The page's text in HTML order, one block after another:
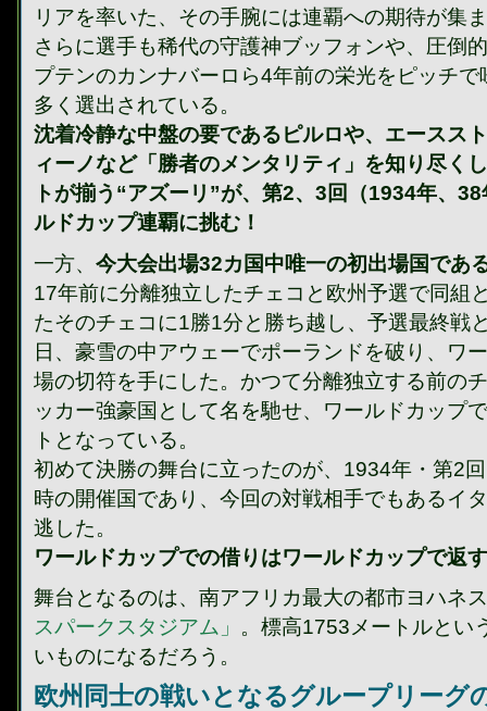
リアを率いた、その手腕には連覇への期待が集
さらに選手も稀代の守護神ブッフォンや、圧倒
プテンのカンナバーロら4年前の栄光をピッチ
多く選出されている。
沈着冷静な中盤の要であるピルロや、エースス
ィーノなど「勝者のメンタリティ」を知り尽く
トが揃う“アズーリ”が、第2、3回（1934年、
ルドカップ連覇に挑む！
一方、 今大会出場32カ国中唯一の初出場国であ
17年前に分離独立したチェコと欧州予選で同組
たそのチェコに1勝1分と勝ち越し、予選最終戦
日、豪雪の中アウェーでポーランドを破り、ワ
場の切符を手にした。かつて分離独立する前の
ッカー強豪国として名を馳せ、ワールドカップ
トとなっている。
初めて決勝の舞台に立ったのが、1934年・第2
時の開催国であり、今回の対戦相手でもあるイ
逃した。
ワールドカップでの借りはワールドカップで返
舞台となるのは、南アフリカ最大の都市ヨハネ
スパークスタジアム」 。標高1753メートルとい
いものになるだろう。
欧州同士の戦いとなるグループリーグ